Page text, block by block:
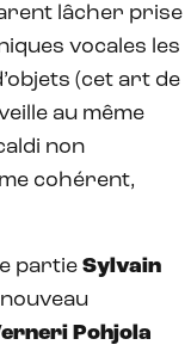
lâcher prise
vocales les
(cet art de
au même
non
cohérent,
partie Sylvain
Pohjola